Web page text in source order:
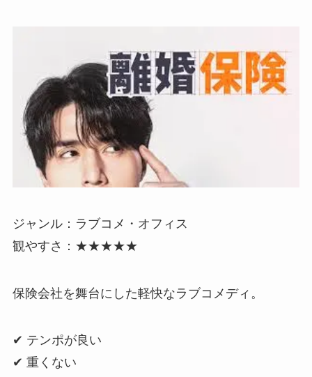
ジャンル：ラブコメ・オフィス
観やすさ：★★★★★
保険会社を舞台にした軽快なラブコメディ。
✔ テンポが良い
✔ 重くない